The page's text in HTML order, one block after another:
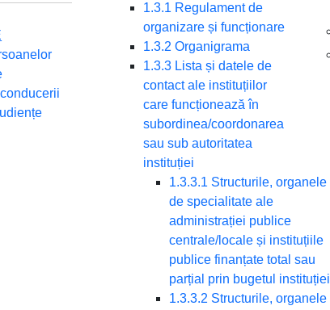
1.3.1 Regulament de
organizare și funcționare
1.3.2 Organigrama
1.3.3 Lista și datele de
contact ale instituțiilor
care funcționează în
subordinea/coordonarea
sau sub autoritatea
instituției
1.3.3.1 Structurile, organele
de specialitate ale
administrației publice
centrale/locale și instituțiile
publice finanțate total sau
parțial prin bugetul instituției
1.3.3.2 Structurile, organele